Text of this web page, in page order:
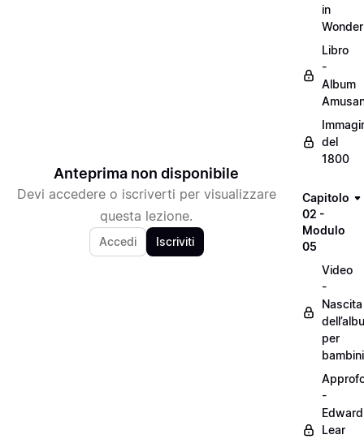
Anteprima non disponibile
Devi accedere o iscriverti per visualizzare
questa lezione.
Accedi Iscriviti
in
Libro
-
Album
del
1800
Capitolo
02 -
Modulo
05
Video
-
Nascita
per
bambini
-
Edward
Lear